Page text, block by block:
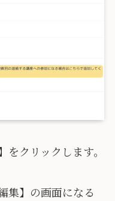
をクリックします。
集】の画面になる